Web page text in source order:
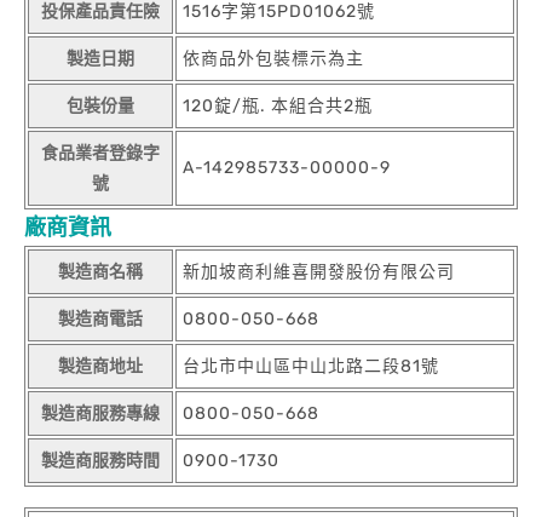
投保產品責任險 1516字第15PD01062號
製造日期 依商品外包裝標示為主
包裝份量 120錠/瓶. 本組合共2瓶
食品業者登錄字
號
A-142985733-00000-9
廠商資訊
製造商名稱 新加坡商利維喜開發股份有限公司
製造商電話 0800-050-668
製造商地址 台北市中山區中山北路二段81號
製造商服務專線 0800-050-668
製造商服務時間 0900-1730